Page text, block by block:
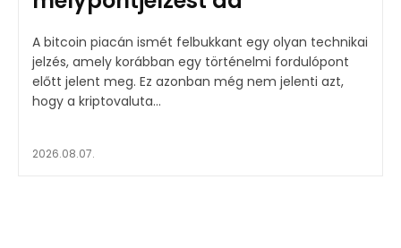
A bitcoin piacán ismét felbukkant egy olyan technikai
jelzés, amely korábban egy történelmi fordulópont
előtt jelent meg. Ez azonban még nem jelenti azt,
hogy a kriptovaluta...
2026.08.07.